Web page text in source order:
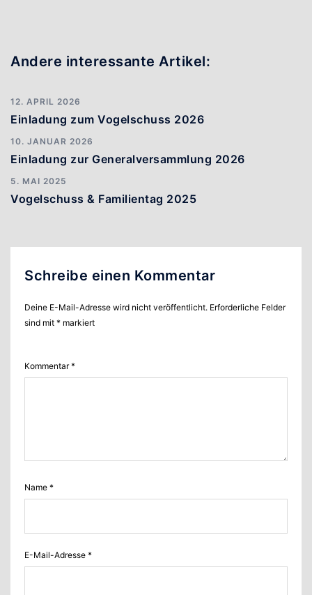
Andere interessante Artikel:
12. APRIL 2026
Einladung zum Vogelschuss 2026
10. JANUAR 2026
Einladung zur Generalversammlung 2026
5. MAI 2025
Vogelschuss & Familientag 2025
Schreibe einen Kommentar
Deine E-Mail-Adresse wird nicht veröffentlicht. Erforderliche Felder
sind mit * markiert
Kommentar*
Name *
E-Mail-Adresse *
Alternative: